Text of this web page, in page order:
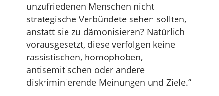
unzufriedenen Menschen nicht
strategische Verbündete sehen sollten,
anstatt sie zu dämonisieren? Natürlich
vorausgesetzt, diese verfolgen keine
rassistischen, homophoben,
antisemitischen oder andere
diskriminierende Meinungen und Ziele.”